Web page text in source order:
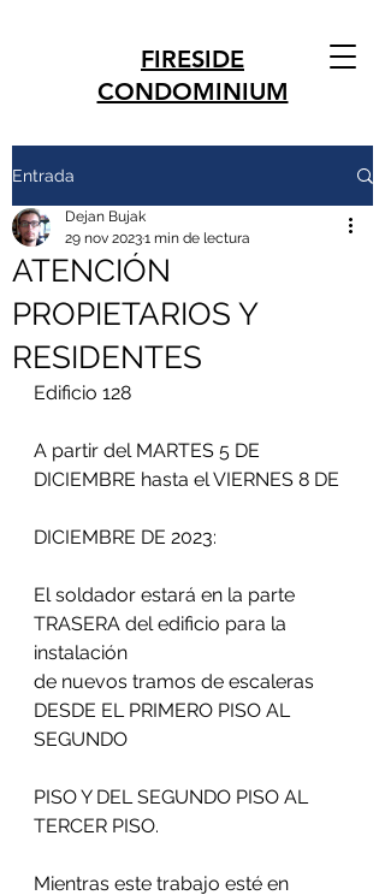
FIRESIDE
CONDOMINIUM
Entrada
ATENCIÓN
PROPIETARIOS Y
RESIDENTES
Dejan Bujak
29 nov 20231 min de lectura
Edificio 128
A partir del MARTES 5 DE
DICIEMBRE hasta el VIERNES 8 DE
DICIEMBRE DE 2023:
El soldador estará en la parte
TRASERA del edificio para la
instalación
de nuevos tramos de escaleras
DESDE EL PRIMERO PISO AL
SEGUNDO
PISO Y DEL SEGUNDO PISO AL
TERCER PISO.
Mientras este trabajo esté en